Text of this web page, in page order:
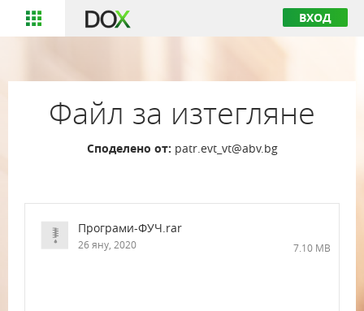
ВХОД
Файл за изтегляне
Споделено от: patr.evt_vt@abv.bg
Програми-ФУЧ.rar
26 яну, 2020 7.10 MB